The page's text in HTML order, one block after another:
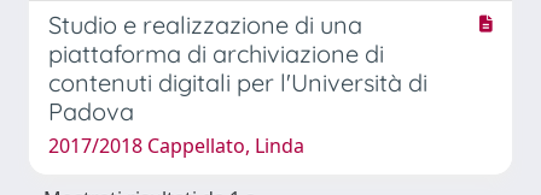
Studio e realizzazione di una
piattaforma di archiviazione di
contenuti digitali per l'Università di
Padova
2017/2018 Cappellato, Linda